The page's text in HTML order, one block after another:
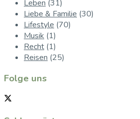
Leben (31)
Liebe & Familie (30)
Lifestyle (70)
Musik (1)
Recht (1)
Reisen (25)
Folge uns